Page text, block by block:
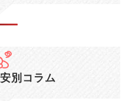
別コラム